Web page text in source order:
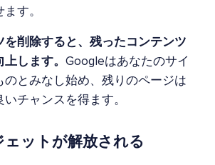
す。
を削除すると、残ったコンテンツ
します。 Googleはあなたのサイ
のとみなし始め、残りのページは
チャンスを得ます。
ェットが解放される